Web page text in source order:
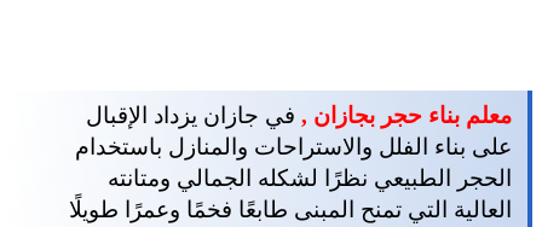
معلم بناء حجر بجازان , في جازان يزداد الإقبال
على بناء الفلل والاستراحات والمنازل باستخدام
الحجر الطبيعي نظرًا لشكله الجمالي ومتانته
العالية التي تمنح المبنى طابعًا فخمًا وعمرًا طويلًا